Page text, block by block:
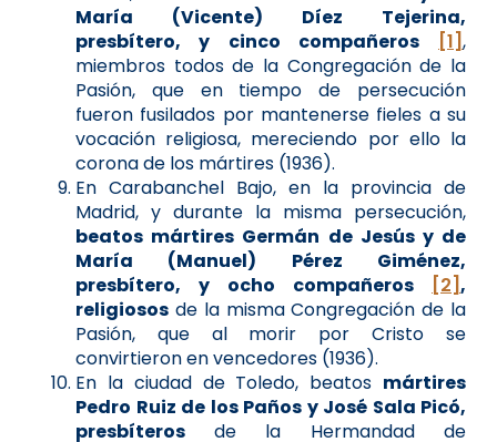
María (Vicente) Díez Tejerina,
presbítero, y cinco compañeros
[1],
miembros todos de la Congregación de la
Pasión, que en tiempo de persecución
fueron fusilados por mantenerse fieles a su
vocación religiosa, mereciendo por ello la
corona de los mártires (1936).
En Carabanchel Bajo, en la provincia de
Madrid, y durante la misma persecución,
beatos mártires Germán de Jesús y de
María (Manuel) Pérez Giménez,
presbítero, y ocho compañeros
[2],
religiosos de la misma Congregación de la
Pasión, que al morir por Cristo se
convirtieron en vencedores (1936).
En la ciudad de Toledo, beatos mártires
Pedro Ruiz de los Paños y José Sala Picó,
presbíteros de la Hermandad de